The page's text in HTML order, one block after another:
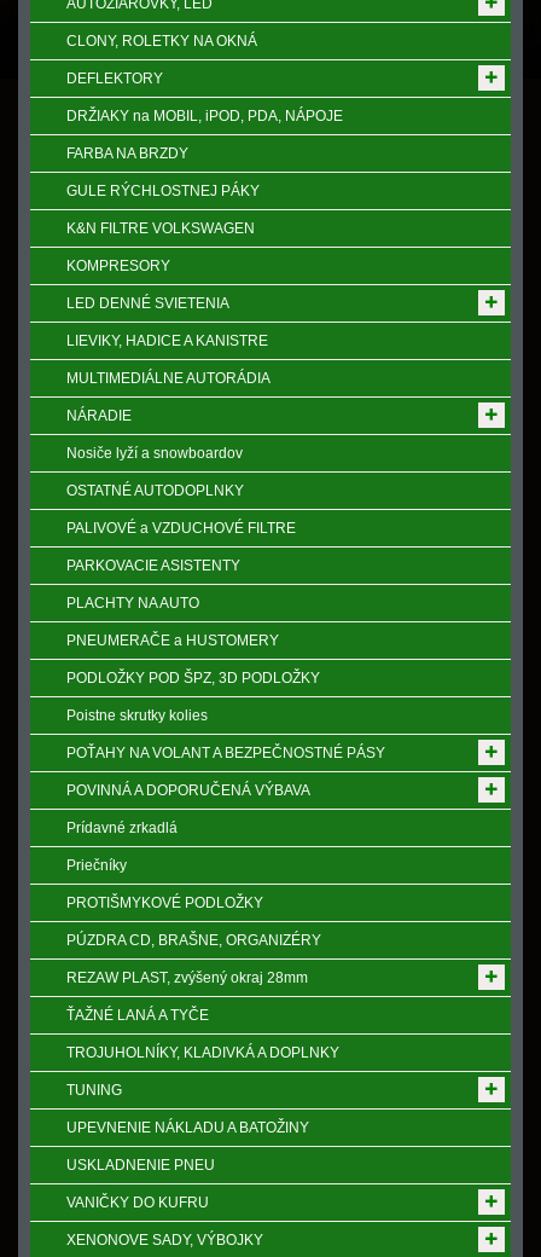
AUTOŽIAROVKY, LED
CLONY, ROLETKY NA OKNÁ
DEFLEKTORY
DRŽIAKY na MOBIL, iPOD, PDA, NÁPOJE
FARBA NA BRZDY
GULE RÝCHLOSTNEJ PÁKY
K&N FILTRE VOLKSWAGEN
KOMPRESORY
LED DENNÉ SVIETENIA
LIEVIKY, HADICE A KANISTRE
MULTIMEDIÁLNE AUTORÁDIA
NÁRADIE
Nosiče lyží a snowboardov
OSTATNÉ AUTODOPLNKY
PALIVOVÉ a VZDUCHOVÉ FILTRE
PARKOVACIE ASISTENTY
PLACHTY NA AUTO
PNEUMERAČE a HUSTOMERY
PODLOŽKY POD ŠPZ, 3D PODLOŽKY
Poistne skrutky kolies
POŤAHY NA VOLANT A BEZPEČNOSTNÉ PÁSY
POVINNÁ A DOPORUČENÁ VÝBAVA
Prídavné zrkadlá
Priečníky
PROTIŠMYKOVÉ PODLOŽKY
PÚZDRA CD, BRAŠNE, ORGANIZÉRY
REZAW PLAST, zvýšený okraj 28mm
ŤAŽNÉ LANÁ A TYČE
TROJUHOLNÍKY, KLADIVKÁ A DOPLNKY
TUNING
UPEVNENIE NÁKLADU A BATOŽINY
USKLADNENIE PNEU
VANIČKY DO KUFRU
XENONOVE SADY, VÝBOJKY